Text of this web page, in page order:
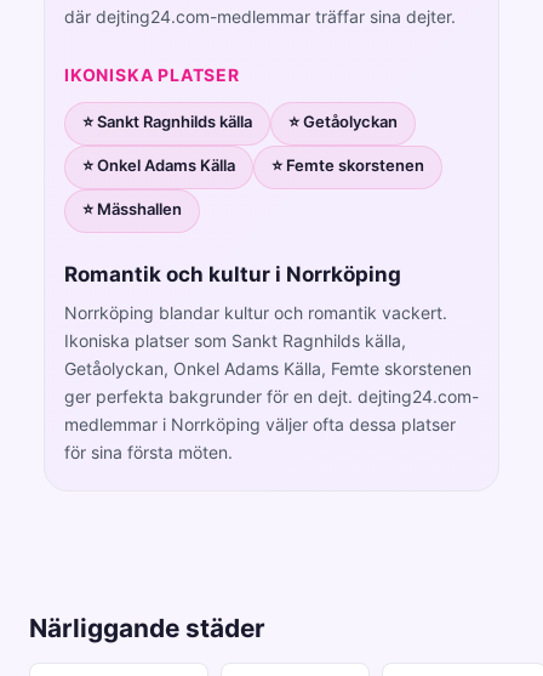
där dejting24.com-medlemmar träffar sina dejter.
IKONISKA PLATSER
⭐ Sankt Ragnhilds källa ⭐ Getåolyckan
⭐ Onkel Adams Källa ⭐ Femte skorstenen
⭐ Mässhallen
Romantik och kultur i Norrköping
Norrköping blandar kultur och romantik vackert.
Ikoniska platser som Sankt Ragnhilds källa,
Getåolyckan, Onkel Adams Källa, Femte skorstenen
ger perfekta bakgrunder för en dejt. dejting24.com-
medlemmar i Norrköping väljer ofta dessa platser
för sina första möten.
Närliggande städer